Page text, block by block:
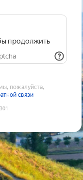
продолжить
пожалуйста,
связи